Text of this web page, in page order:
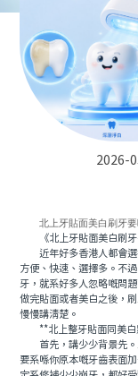
2026-
北上牙貼面美白刷牙
《北上牙貼面美白刷牙
近年好多香港人都會選
方便、快速、選擇多。不
牙，就系好多人忽略嘅問
做完貼面或者美白之後，
慢慢講清楚。
**北上整牙貼面同美白
首先，講少少背景先。
要系喺你原本嘅牙齒表面